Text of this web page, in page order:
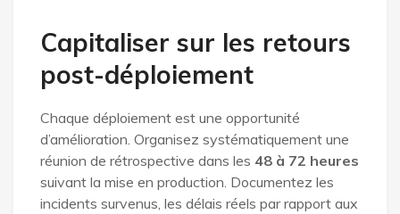
Capitaliser sur les retours
post-déploiement
Chaque déploiement est une opportunité
d’amélioration. Organisez systématiquement une
réunion de rétrospective dans les 48 à 72 heures
suivant la mise en production. Documentez les
incidents survenus, les délais réels par rapport aux